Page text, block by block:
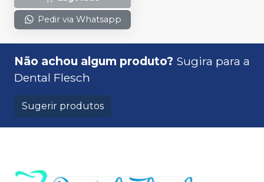
Pedir via Whatsapp
Não achou algum produto? Sugira para a
Dental Flesch
Sugerir produtos